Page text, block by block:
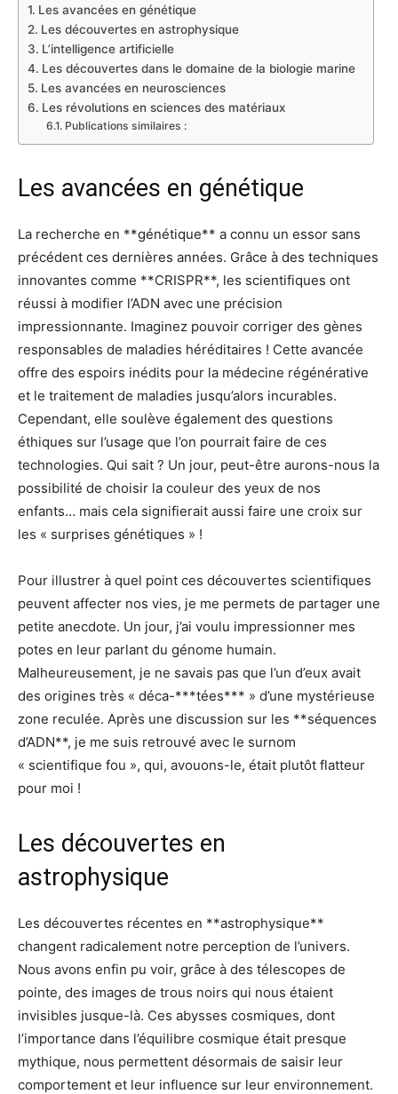
Les avancées en génétique
Les découvertes en astrophysique
L’intelligence artificielle
Les découvertes dans le domaine de la biologie marine
Les avancées en neurosciences
Les révolutions en sciences des matériaux
Publications similaires :
Les avancées en génétique
La recherche en **génétique** a connu un essor sans
précédent ces dernières années. Grâce à des techniques
innovantes comme **CRISPR**, les scientifiques ont
réussi à modifier l’ADN avec une précision
impressionnante. Imaginez pouvoir corriger des gènes
responsables de maladies héréditaires ! Cette avancée
offre des espoirs inédits pour la médecine régénérative
et le traitement de maladies jusqu’alors incurables.
Cependant, elle soulève également des questions
éthiques sur l’usage que l’on pourrait faire de ces
technologies. Qui sait ? Un jour, peut-être aurons-nous la
possibilité de choisir la couleur des yeux de nos
enfants… mais cela signifierait aussi faire une croix sur
les « surprises génétiques » !
Pour illustrer à quel point ces découvertes scientifiques
peuvent affecter nos vies, je me permets de partager une
petite anecdote. Un jour, j’ai voulu impressionner mes
potes en leur parlant du génome humain.
Malheureusement, je ne savais pas que l’un d’eux avait
des origines très « déca-***tées*** » d’une mystérieuse
zone reculée. Après une discussion sur les **séquences
d’ADN**, je me suis retrouvé avec le surnom
« scientifique fou », qui, avouons-le, était plutôt flatteur
pour moi !
Les découvertes en
astrophysique
Les découvertes récentes en **astrophysique**
changent radicalement notre perception de l’univers.
Nous avons enfin pu voir, grâce à des télescopes de
pointe, des images de trous noirs qui nous étaient
invisibles jusque-là. Ces abysses cosmiques, dont
l’importance dans l’équilibre cosmique était presque
mythique, nous permettent désormais de saisir leur
comportement et leur influence sur leur environnement.